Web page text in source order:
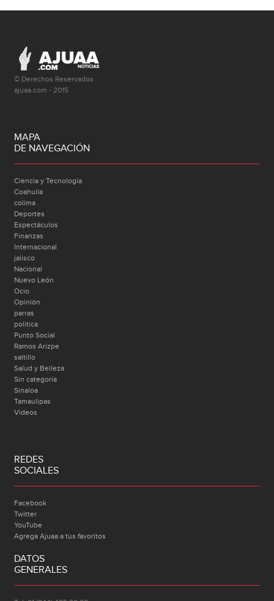
© Derechos Reservados
ajuaa.com - 2015
MAPA
DE NAVEGACIÓN
Ciencia y Tecnología
Coahuila
colima
Deportes
Espectáculos
Finanzas
Internacional
jalisco
Nacional
Nuevo León
Ocio
Opinión
parras
politica
Punto Social
Ramos Arizpe
saltillo
Salud y Belleza
Sin categoría
Sinaloa
Tamaulipas
Videos
REDES
SOCIALES
Facebook
Twitter
YouTube
Agrega Ajuaa a tus favoritos
DATOS
GENERALES